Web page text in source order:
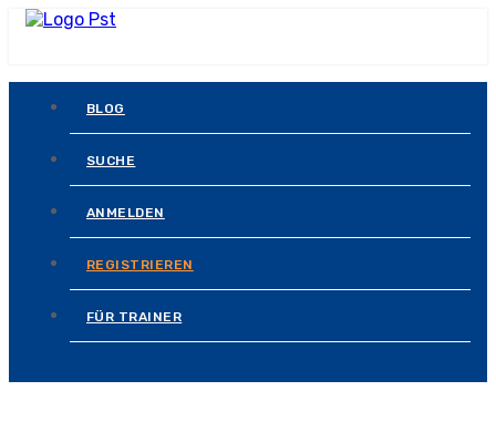
BLOG
SUCHE
ANMELDEN
REGISTRIEREN
FÜR TRAINER